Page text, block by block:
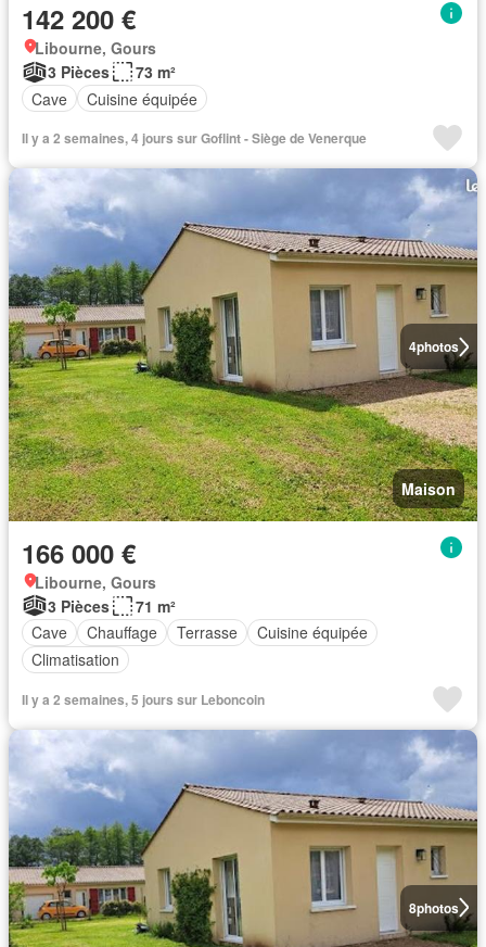
142 200 €
Libourne, Gours
3 Pièces
73 m²
Cave
Cuisine équipée
Il y a 2 semaines, 4 jours sur Goflint - Siège de Venerque
4photos
Maison
166 000 €
Libourne, Gours
3 Pièces
71 m²
Cave
Chauffage Terrasse
Cuisine équipée
Climatisation
Il y a 2 semaines, 5 jours sur Leboncoin
8photos